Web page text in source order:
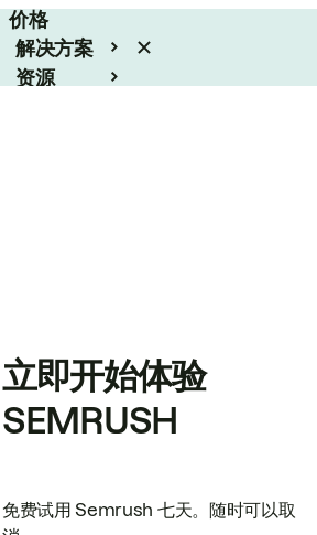
价格
解决方案
资源
立即开始体验
SEMRUSH
免费试用 Semrush 七天。随时可以取